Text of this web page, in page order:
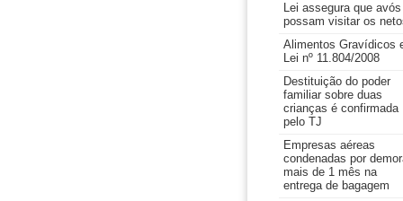
Lei assegura que avós
possam visitar os
Alimentos Gravídicos
Lei nº 11.804/2008
Destituição do poder
familiar sobre duas
crianças é confirmada
pelo TJ
Empresas aéreas
condenadas por
mais de 1 mês na
entrega de bagagem